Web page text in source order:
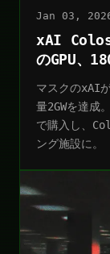
Jan 03,
xAI
のGPU、
マスクのxAI
量2GWを達成
で購入し、
ング施設に。